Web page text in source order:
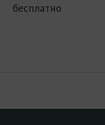
бесплатно